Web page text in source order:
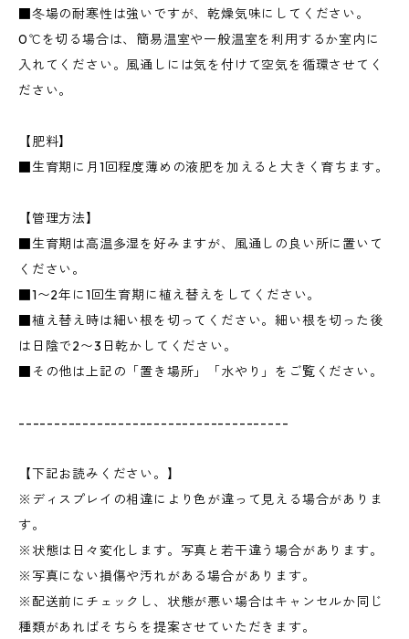
■冬場の耐寒性は強いですが、乾燥気味にしてください。
0℃を切る場合は、簡易温室や一般温室を利用するか室内に
入れてください。風通しには気を付けて空気を循環させてく
ださい。
【肥料】
■生育期に月1回程度薄めの液肥を加えると大きく育ちます。
【管理方法】
■生育期は高温多湿を好みますが、風通しの良い所に置いて
ください。
■1〜2年に1回生育期に植え替えをしてください。
■植え替え時は細い根を切ってください。細い根を切った後
は日陰で2〜3日乾かしてください。
■その他は上記の「置き場所」「水やり」をご覧ください。
--------------------------------------
【下記お読みください。】
※ディスプレイの相違により色が違って見える場合がありま
す。
※状態は日々変化します。写真と若干違う場合があります。
※写真にない損傷や汚れがある場合があります。
※配送前にチェックし、状態が悪い場合はキャンセルか同じ
種類があればそちらを提案させていただきます。